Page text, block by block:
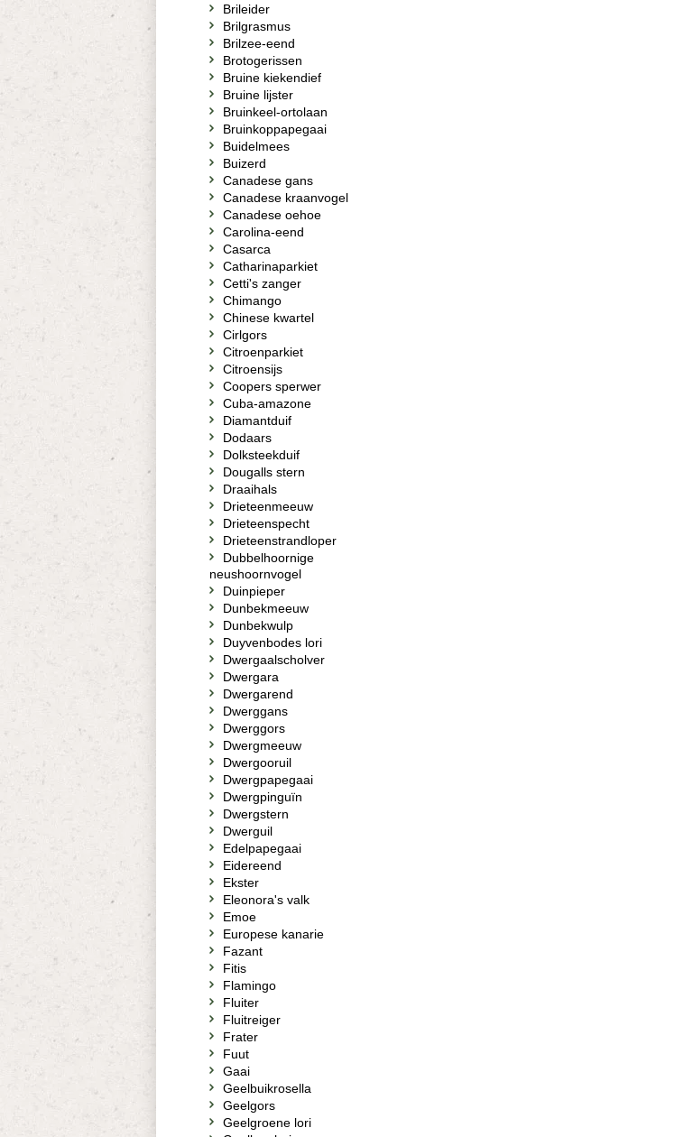
Brileider
Brilgrasmus
Brilzee-eend
Brotogerissen
Bruine kiekendief
Bruine lijster
Bruinkeel-ortolaan
Bruinkoppapegaai
Buidelmees
Buizerd
Canadese gans
Canadese kraanvogel
Canadese oehoe
Carolina-eend
Casarca
Catharinaparkiet
Cetti's zanger
Chimango
Chinese kwartel
Cirlgors
Citroenparkiet
Citroensijs
Coopers sperwer
Cuba-amazone
Diamantduif
Dodaars
Dolksteekduif
Dougalls stern
Draaihals
Drieteenmeeuw
Drieteenspecht
Drieteenstrandloper
Dubbelhoornige
neushoornvogel
Duinpieper
Dunbekmeeuw
Dunbekwulp
Duyvenbodes lori
Dwergaalscholver
Dwergara
Dwergarend
Dwerggans
Dwerggors
Dwergmeeuw
Dwergooruil
Dwergpapegaai
Dwergpinguïn
Dwergstern
Dwerguil
Edelpapegaai
Eidereend
Ekster
Eleonora's valk
Emoe
Europese kanarie
Fazant
Fitis
Flamingo
Fluiter
Fluitreiger
Frater
Fuut
Gaai
Geelbuikrosella
Geelgors
Geelgroene lori